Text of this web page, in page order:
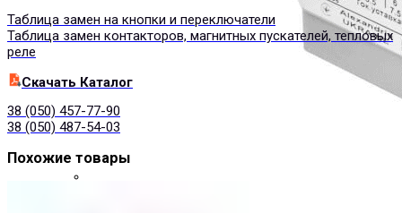
Таблица замен на кнопки и переключатели
Таблица замен контакторов, магнитных пускателей, тепловых
реле
Cкачать Каталог
38 (050) 457-77-90
38 (050) 487-54-03
Похожие товары